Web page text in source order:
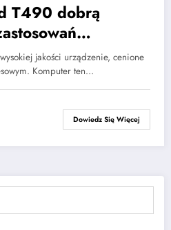
T490 dobrą
jakości urządzenie, cenione
Komputer ten…
Dowiedz Się Więcej